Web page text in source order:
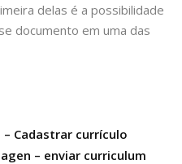
delas é a possibilidade
documento em uma das
Cadastrar currículo
– enviar curriculum